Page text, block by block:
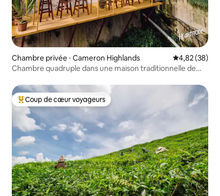
Chambre privée ⋅ Cameron Highlands Évaluation
4,82 (38)
Chambre quadruple dans une maison traditionnelle de
Coups de cœur voyageurs les plus appréciés
Coup de cœur voyageurs